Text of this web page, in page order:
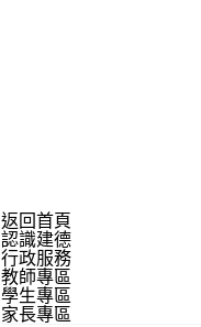
返回首頁
認識建德
行政服務
教師專區
學生專區
家長專區